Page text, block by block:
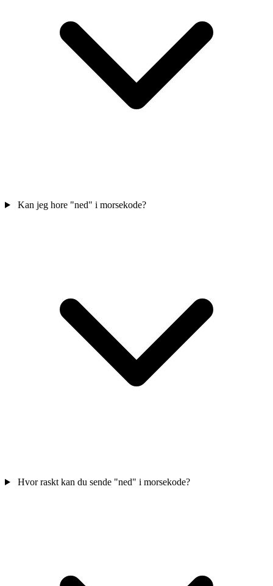
Kan jeg hore "ned" i morsekode?
Hvor raskt kan du sende "ned" i morsekode?